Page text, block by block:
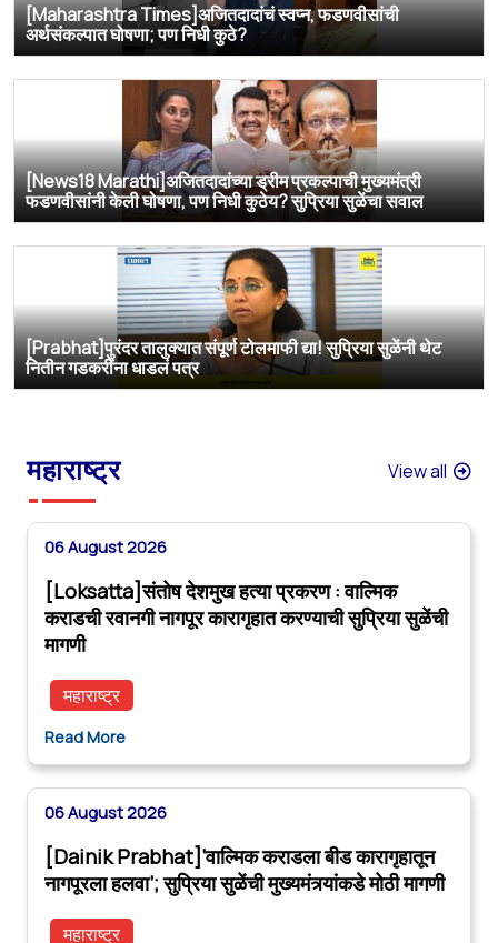
[Maharashtra Times]अजितदादांचं स्वप्न, फडणवीसांची
अर्थसंकल्पात घोषणा; पण निधी कुठे?
[News18 Marathi]अजितदादांच्या ड्रीम प्रकल्पाची मुख्यमंत्री
फडणवीसांनी केली घोषणा, पण निधी कुठेय? सुप्रिया सुळेंचा सवाल
[Prabhat]पुरंदर तालुक्यात संपूर्ण टोलमाफी द्या! सुप्रिया सुळेंनी थेट
नितीन गडकरींना धाडलं पत्र
महाराष्ट्र View all
06 August 2026
[Loksatta]संतोष देशमुख हत्या प्रकरण : वाल्मिक
कराडची रवानगी नागपूर कारागृहात करण्याची सुप्रिया सुळेंची
मागणी
महाराष्ट्र
Read More
06 August 2026
[Dainik Prabhat]‘वाल्मिक कराडला बीड कारागृहातून
नागपूरला हलवा’; सुप्रिया सुळेंची मुख्यमंत्र्यांकडे मोठी मागणी
महाराष्ट्र